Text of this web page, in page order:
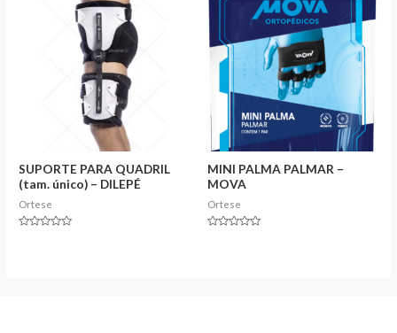
SUPORTE PARA QUADRIL
(tam. único) – DILEPÉ
Ortese
MINI PALMA PALMAR –
MOVA
Ortese